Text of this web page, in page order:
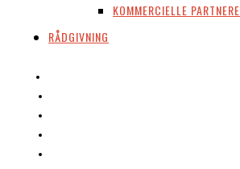
KOMMERCIELLE PARTNERE
RÅDGIVNING